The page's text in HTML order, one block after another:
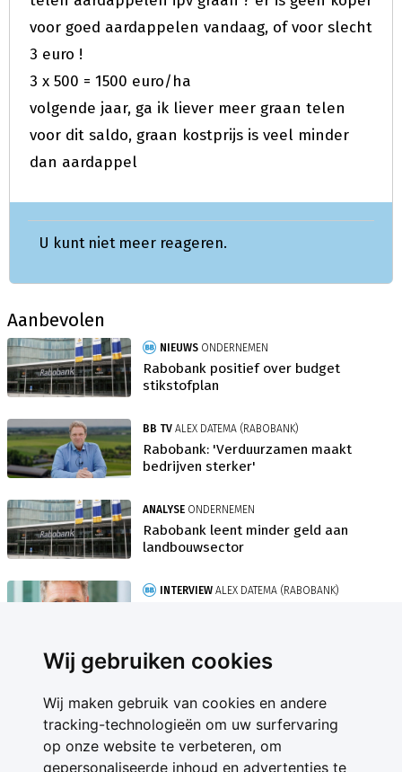
Wij gebruiken cookies
Wij maken gebruik van cookies en andere
tracking-technologieën om uw surfervaring
op onze website te verbeteren, om
gepersonaliseerde inhoud en advertenties te
voor goed aardappelen vandaag, of voor slecht
3 euro !
3 x 500 = 1500 euro/ha
volgende jaar, ga ik liever meer graan telen
voor dit saldo, graan kostprijs is veel minder
dan aardappel
U kunt niet meer reageren.
Aanbevolen
NIEUWS ONDERNEMEN
Rabobank positief over budget
stikstofplan
BB TV ALEX DATEMA (RABOBANK)
Rabobank: 'Verduurzamen maakt
bedrijven sterker'
ANALYSE ONDERNEMEN
Rabobank leent minder geld aan
landbouwsector
INTERVIEW ALEX DATEMA (RABOBANK)